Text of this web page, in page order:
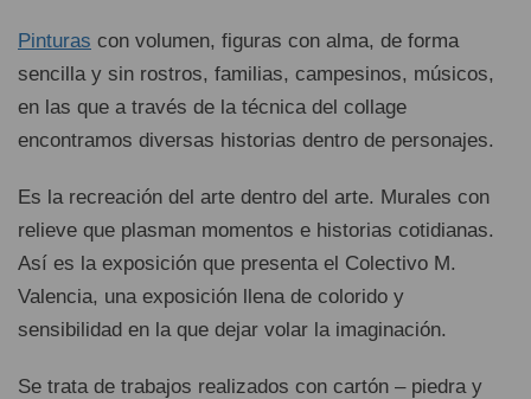
Pinturas con volumen, figuras con alma, de forma
sencilla y sin rostros, familias, campesinos, músicos,
en las que a través de la técnica del collage
encontramos diversas historias dentro de personajes.
Es la recreación del arte dentro del arte. Murales con
relieve que plasman momentos e historias cotidianas.
Así es la exposición que presenta el Colectivo M.
Valencia, una exposición llena de colorido y
sensibilidad en la que dejar volar la imaginación.
Se trata de trabajos realizados con cartón – piedra y